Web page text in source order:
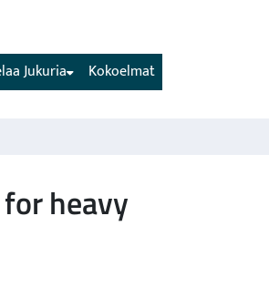
Kokoelmat
Jukuria
heavy